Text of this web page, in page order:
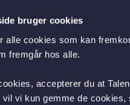
bruger cookies
alle cookies som kan
fremgår hos alle.
accepterer du at
vi kun gemme de